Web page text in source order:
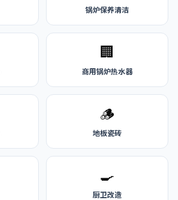
锅炉保养清洁
🏢
商用锅炉热水器
🪵
地板瓷砖
🍳
厨卫改造